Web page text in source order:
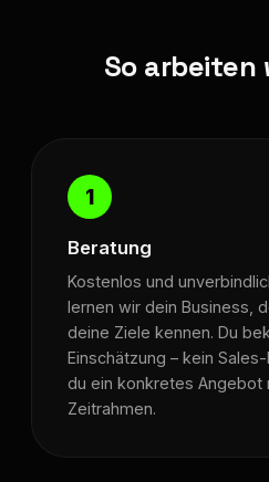
So arbeiten
1
Beratung
Kostenlos und
lernen wir dein Business,
deine Ziele kennen. Du
Einschätzung – kein
du ein konkretes Angebot
Zeitrahmen.